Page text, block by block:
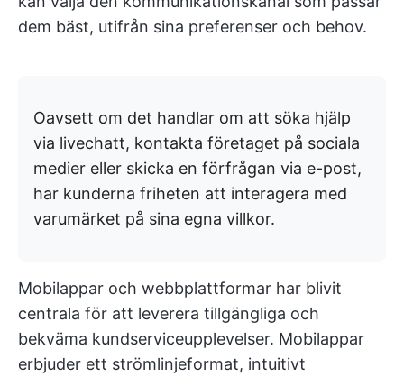
dem bäst, utifrån sina preferenser och behov.
Oavsett om det handlar om att söka hjälp
via livechatt, kontakta företaget på sociala
medier eller skicka en förfrågan via e-post,
har kunderna friheten att interagera med
varumärket på sina egna villkor.
Mobilappar och webbplattformar har blivit
centrala för att leverera tillgängliga och
bekväma kundserviceupplevelser. Mobilappar
erbjuder ett strömlinjeformat, intuitivt